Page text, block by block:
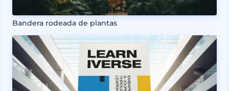
Bandera rodeada de plantas